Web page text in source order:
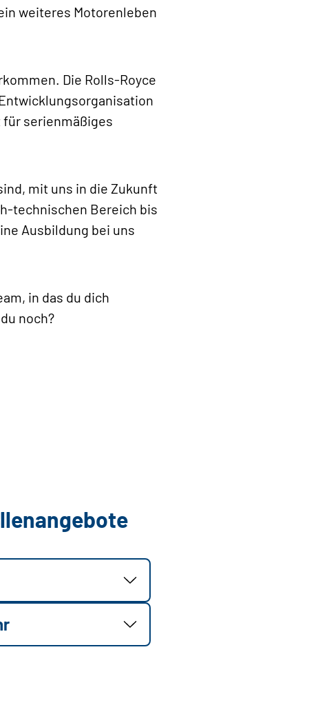
weiteres Motorenleben
Die Rolls-Royce
für serienmäßiges
mit uns in die Zukunft
technischen Bereich bis
Ausbildung bei uns
in das du dich
noch?